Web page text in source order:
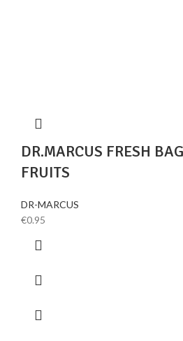
DR.MARCUS FRESH
FRUITS
DR-MARCUS
€0.95